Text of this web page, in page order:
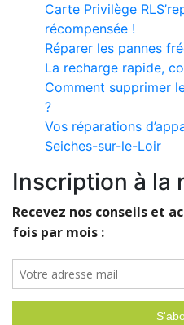
Carte Privilège
récompensée !
Réparer les pannes
La recharge rapide,
Comment supprimer
?
Vos réparations
Seiches-sur-le-Loir
Inscription à la